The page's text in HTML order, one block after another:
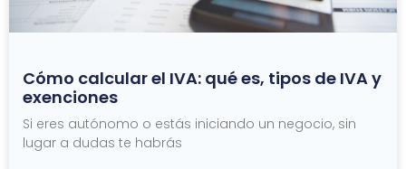
Cómo calcular el IVA: qué es, tipos de IVA y
exenciones
Si eres autónomo o estás iniciando un negocio, sin
lugar a dudas te habrás